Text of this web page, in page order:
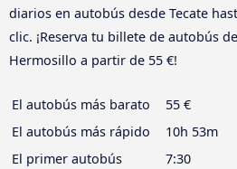
diarios en autobús desde Tecate
clic. ¡Reserva tu billete de autobús
Hermosillo a partir de 55 €!
El autobús más barato
55 €
El autobús más rápido
10h 53m
El primer autobús
7:30